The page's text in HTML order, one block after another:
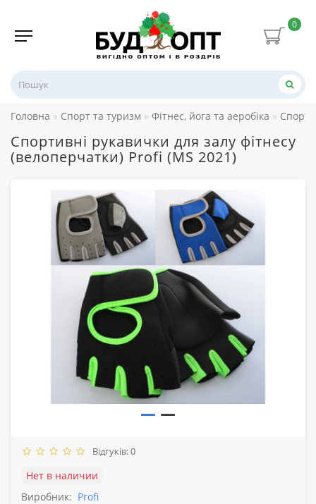
0
Головна Спорт та туризм Фітнес, йога та аеробіка
Спортивні рукавички для залу фітнесу
(велоперчатки) Profi (MS 2021)
Відгуків: 0
Нет в наличии
Виробник: Profi